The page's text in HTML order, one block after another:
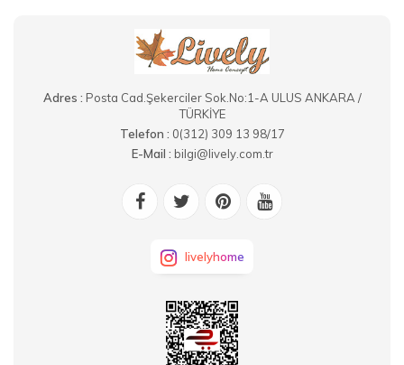
Adres : Posta Cad.Şekerciler Sok.No:1-A ULUS ANKARA /
TÜRKİYE
Telefon : 0(312) 309 13 98/17
E-Mail : bilgi@lively.com.tr
livelyhome